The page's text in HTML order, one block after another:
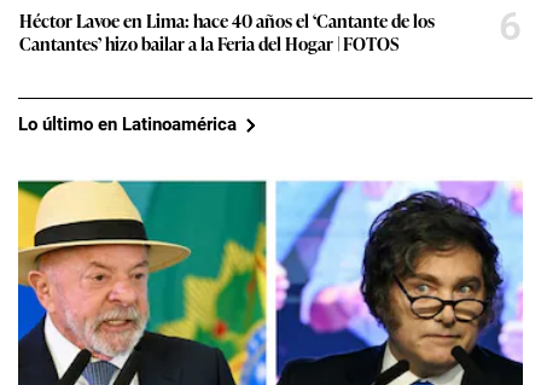
Héctor Lavoe en Lima: hace 40 años el ‘Cantante de los
Cantantes’ hizo bailar a la Feria del Hogar | FOTOS
6
Lo último en Latinoamérica